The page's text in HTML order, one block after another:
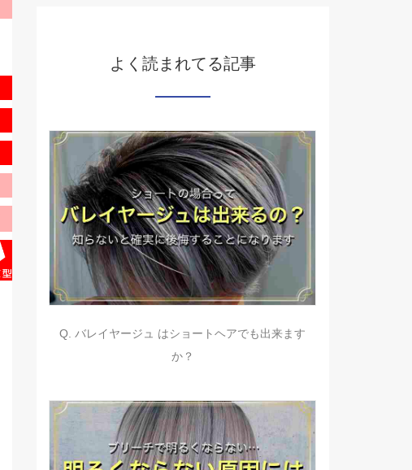
よく読まれてる記事
Q. バレイヤージュ はショートヘアでも出来ます
か？